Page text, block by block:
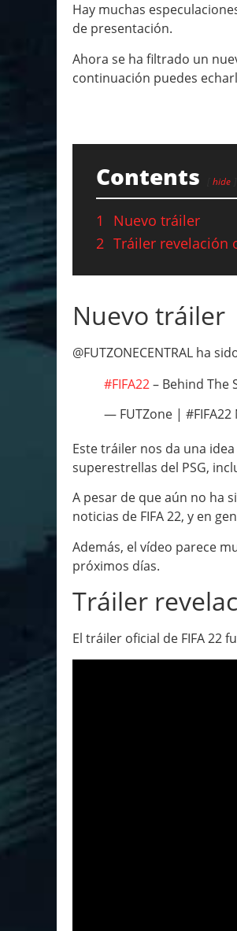
Hay muchas
de presentación.
Ahora se ha filtrado un
continuación puedes
Contents hide
1
Nuevo tráiler
2 Tráiler revelación
Nuevo tráiler
@FUTZONECENTRAL ha
#FIFA22– Behind The
— FUTZone | #FIFA22
Este tráiler nos da una
superestrellas del PSG,
A pesar de que aún no ha
noticias de FIFA 22, y en
Además, el vídeo parece
próximos días.
Tráiler
El tráiler oficial de FIFA 22